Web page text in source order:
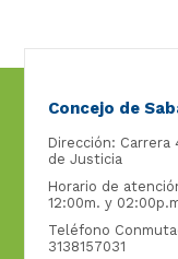
Concejo de
Dirección: Carrera
de Justicia
Horario de
12:00m. y
Teléfono
3138157031